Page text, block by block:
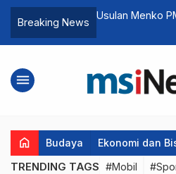
Breaking News
Presiden
Sheikh Hamad
Usulan Menko
Solusif
menu
home Budaya Ekonomi dan
TRENDING TAGS #Mobil